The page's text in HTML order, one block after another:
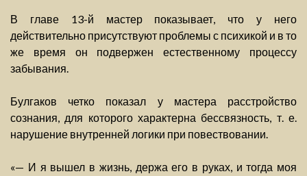
В главе 13-й мастер показывает, что у него
действительно присутствуют проблемы с психикой и в то
же время он подвержен естественному процессу
забывания.
Булгаков четко показал у мастера расстройство
сознания, для которого характерна бессвязность, т. е.
нарушение внутренней логики при повествовании.
«— И я вышел в жизнь, держа его в руках, и тогда моя